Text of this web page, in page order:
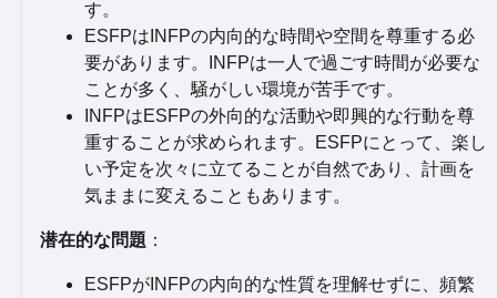
す。
ESFPはINFPの内向的な時間や空間を尊重する必
要があります。INFPは一人で過ごす時間が必要な
ことが多く、騒がしい環境が苦手です。
INFPはESFPの外向的な活動や即興的な行動を尊
重することが求められます。ESFPにとって、楽し
い予定を次々に立てることが自然であり、計画を
気ままに変えることもあります。
潜在的な問題 ：
ESFPがINFPの内向的な性質を理解せずに、頻繁